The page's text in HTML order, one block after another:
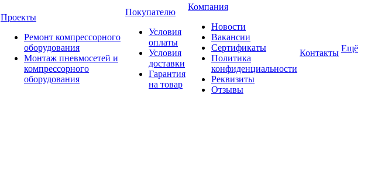
Проекты
Ремонт компрессорного
оборудования
Монтаж пневмосетей и
компрессорного
оборудования
Покупателю
Условия
оплаты
Условия
доставки
Гарантия
на товар
Компания
Новости
Вакансии
Сертификаты
Политика
конфиденциальности
Реквизиты
Отзывы
Контакты Ещё